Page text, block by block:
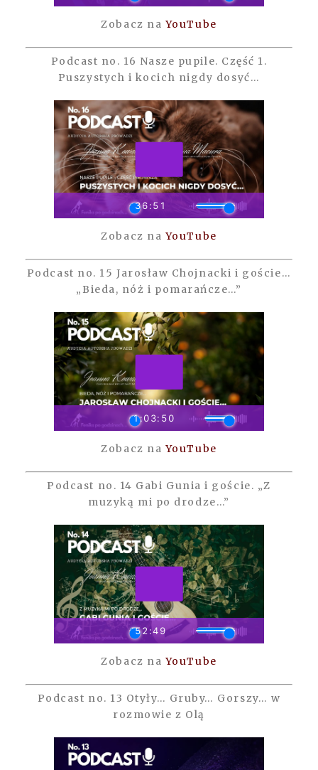
Zobacz na YouTube
Podcast no. 16 Nasze pupile. Część 1.
Puszystych i kocich nigdy dosyć…
Zobacz na YouTube
Podcast no. 15 Jarosław Chojnacki i goście…
„Bieda, nóż i pomarańcze…”
Zobacz na YouTube
Podcast no. 14 Gabi Gunia i goście. „Z
muzyką mi po drodze…”
Zobacz na YouTube
Podcast no. 13 Otyły… Gruby… Gorszy… w
rozmowie z Olą